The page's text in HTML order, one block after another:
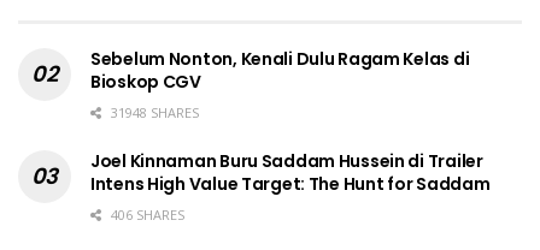
Sebelum Nonton, Kenali Dulu Ragam Kelas di
Bioskop CGV
31948 SHARES
Joel Kinnaman Buru Saddam Hussein di Trailer
Intens High Value Target: The Hunt for Saddam
406 SHARES